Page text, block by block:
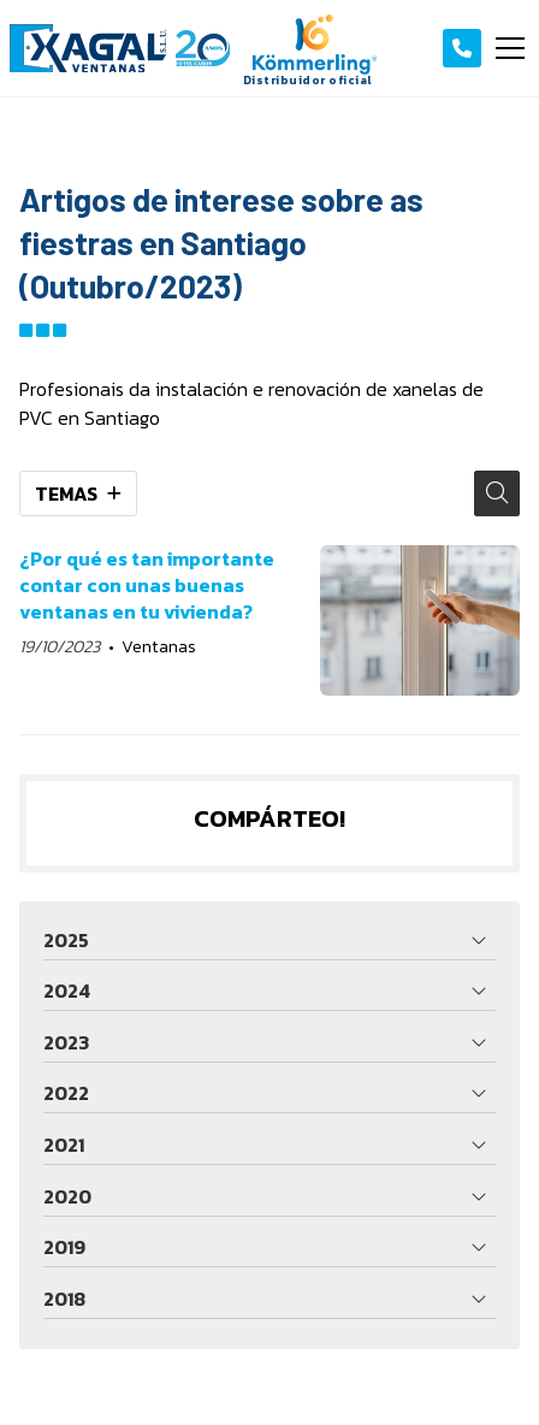
Artigos de interese sobre as
fiestras en Santiago
(Outubro/2023)
Profesionais da instalación e renovación de xanelas de
PVC en Santiago
TEMAS
¿Por qué es tan importante
contar con unas buenas
ventanas en tu vivienda?
19/10/2023 Ventanas
COMPÁRTEO!
2025
2024
2023
2022
2021
2020
2019
2018